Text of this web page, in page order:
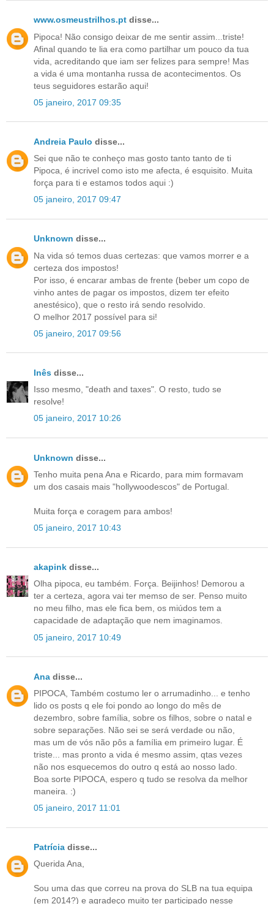
www.osmeustrilhos.pt disse...
Pipoca! Não consigo deixar de me sentir assim...triste!
Afinal quando te lia era como partilhar um pouco da tua
vida, acreditando que iam ser felizes para sempre! Mas
a vida é uma montanha russa de acontecimentos. Os
teus seguidores estarão aqui!
05 janeiro, 2017 09:35
Andreia Paulo disse...
Sei que não te conheço mas gosto tanto tanto de ti
Pipoca, é incrivel como isto me afecta, é esquisito. Muita
força para ti e estamos todos aqui :)
05 janeiro, 2017 09:47
Unknown disse...
Na vida só temos duas certezas: que vamos morrer e a
certeza dos impostos!
Por isso, é encarar ambas de frente (beber um copo de
vinho antes de pagar os impostos, dizem ter efeito
anestésico), que o resto irá sendo resolvido.
O melhor 2017 possível para si!
05 janeiro, 2017 09:56
Inês disse...
Isso mesmo, "death and taxes". O resto, tudo se
resolve!
05 janeiro, 2017 10:26
Unknown disse...
Tenho muita pena Ana e Ricardo, para mim formavam
um dos casais mais "hollywoodescos" de Portugal.
Muita força e coragem para ambos!
05 janeiro, 2017 10:43
akapink disse...
Olha pipoca, eu também. Força. Beijinhos! Demorou a
ter a certeza, agora vai ter memso de ser. Penso muito
no meu filho, mas ele fica bem, os miúdos tem a
capacidade de adaptação que nem imaginamos.
05 janeiro, 2017 10:49
Ana disse...
PIPOCA, Também costumo ler o arrumadinho... e tenho
lido os posts q ele foi pondo ao longo do mês de
dezembro, sobre família, sobre os filhos, sobre o natal e
sobre separações. Não sei se será verdade ou não,
mas um de vós não pôs a família em primeiro lugar. É
triste... mas pronto a vida é mesmo assim, qtas vezes
não nos esquecemos do outro q está ao nosso lado.
Boa sorte PIPOCA, espero q tudo se resolva da melhor
maneira. :)
05 janeiro, 2017 11:01
Patrícia disse...
Querida Ana,
Sou uma das que correu na prova do SLB na tua equipa
(em 2014?) e agradeço muito ter participado nesse